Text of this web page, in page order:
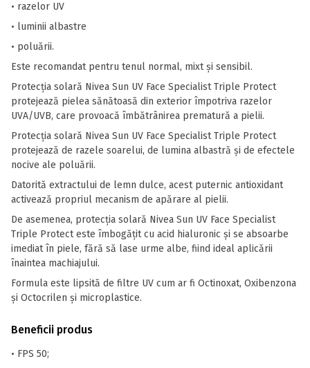
• razelor UV
• luminii albastre
• poluării.
Este recomandat pentru tenul normal, mixt și sensibil.
Protecția solară Nivea Sun UV Face Specialist Triple Protect
protejează pielea sănătoasă din exterior împotriva razelor
UVA/UVB, care provoacă îmbătrânirea prematură a pielii.
Protecția solară Nivea Sun UV Face Specialist Triple Protect
protejează de razele soarelui, de lumina albastră și de efectele
nocive ale poluării.
Datorită extractului de lemn dulce, acest puternic antioxidant
activează propriul mecanism de apărare al pielii.
De asemenea, protecția solară Nivea Sun UV Face Specialist
Triple Protect este îmbogățit cu acid hialuronic și se absoarbe
imediat în piele, fără să lase urme albe, fiind ideal aplicării
înaintea machiajului.
Formula este lipsită de filtre UV cum ar fi Octinoxat, Oxibenzona
și Octocrilen și microplastice.
Beneficii produs
• FPS 50;